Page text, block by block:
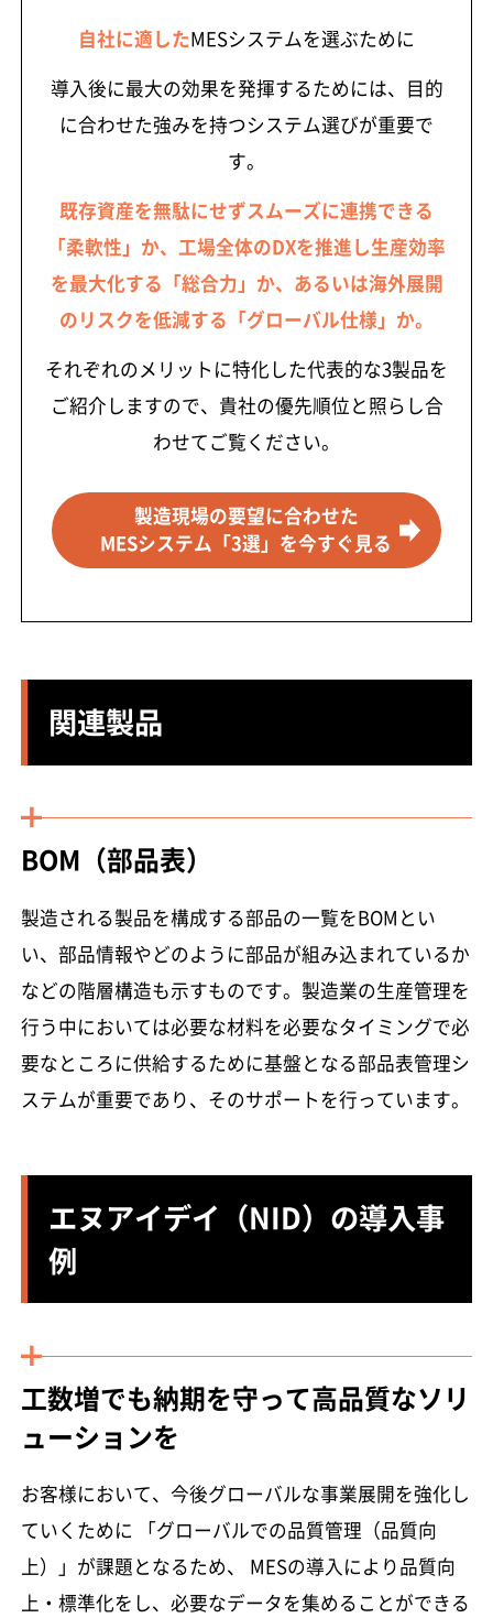
自社に適したMESシステムを選ぶために
導入後に最大の効果を発揮するためには、目的
に合わせた強みを持つシステム選びが重要で
す。
既存資産を無駄にせずスムーズに連携できる
「柔軟性」か、工場全体のDXを推進し生産効率
を最大化する「総合力」か、あるいは海外展開
のリスクを低減する「グローバル仕様」か。
それぞれのメリットに特化した代表的な3製品を
ご紹介しますので、貴社の優先順位と照らし合
わせてご覧ください。
製造現場の要望に合わせた
MESシステム「3選」を今すぐ見る
関連製品
BOM（部品表）
製造される製品を構成する部品の一覧をBOMとい
い、部品情報やどのように部品が組み込まれているか
などの階層構造も示すものです。製造業の生産管理を
行う中においては必要な材料を必要なタイミングで必
要なところに供給するために基盤となる部品表管理シ
ステムが重要であり、そのサポートを行っています。
エヌアイデイ（NID）の導入事
例
工数増でも納期を守って高品質なソリ
ューションを
お客様において、今後グローバルな事業展開を強化し
ていくために 「グローバルでの品質管理（品質向
上）」が課題となるため、 MESの導入により品質向
上・標準化をし、必要なデータを集めることができる